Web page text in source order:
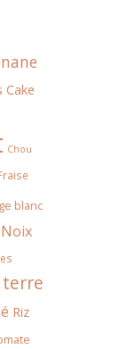
Cake
Chou
blanc
Noix
terre
Riz